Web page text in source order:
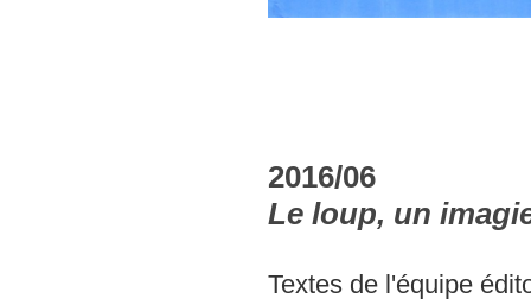
2016/06
Le loup, un
Textes de l'équipe